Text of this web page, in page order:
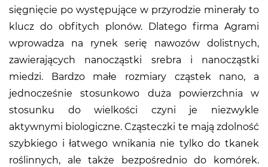
sięgnięcie po występujące w przyrodzie minerały to
klucz do obfitych plonów. Dlatego firma Agrami
wprowadza na rynek serię nawozów dolistnych,
zawierających nanocząstki srebra i nanocząstki
miedzi. Bardzo małe rozmiary cząstek nano, a
jednocześnie stosunkowo duża powierzchnia w
stosunku do wielkości czyni je niezwykle
aktywnymi biologiczne. Cząsteczki te mają zdolność
szybkiego i łatwego wnikania nie tylko do tkanek
roślinnych, ale także bezpośrednio do komórek.